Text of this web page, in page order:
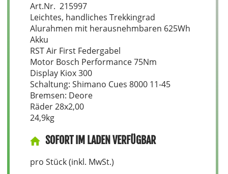
Art.Nr. 215997
Leichtes, handliches Trekkingrad
Alurahmen mit herausnehmbaren 625Wh
Akku
RST Air First Federgabel
Motor Bosch Performance 75Nm
Display Kiox 300
Schaltung: Shimano Cues 8000 11-45
Bremsen: Deore
Räder 28x2,00
24,9kg
SOFORT IM LADEN VERFÜGBAR
pro Stück (inkl. MwSt.)